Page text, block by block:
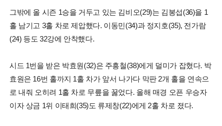
그밖에 올 시즌 1승을 거두고 있는 김비오(29)는 김봉섭(36)을 1
홀 남기고 3홀 차로 제압했다. 이동민(34)과 정지호(35), 전가람
(24) 등도 32강에 안착했다.
시드 1번을 받은 박효원(32)은 주흥철(38)에게 덜미가 잡혔다. 박
효원은 16번 홀까지 1홀 차가 앞서 나가다 막판 2개 홀을 연속으
로 내줘 오히려 1홀 차로 무릎을 꿇었다. 올해 매경 오픈 우승자
이자 상금 1위 이태희(35)도 류제창(22)에게 2홀 차로 졌다.